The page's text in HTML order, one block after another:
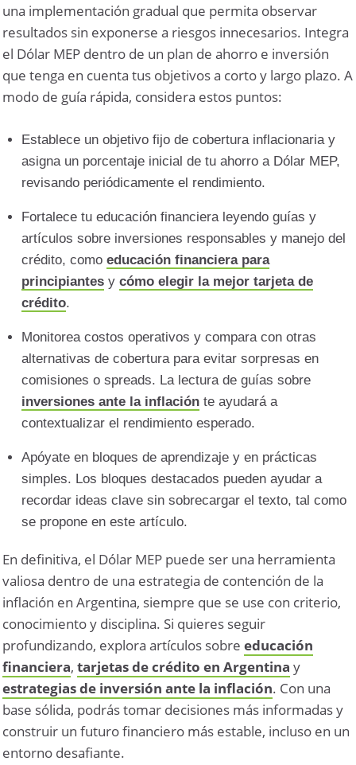
una implementación gradual que permita observar
resultados sin exponerse a riesgos innecesarios. Integra
el Dólar MEP dentro de un plan de ahorro e inversión
que tenga en cuenta tus objetivos a corto y largo plazo. A
modo de guía rápida, considera estos puntos:
Establece un objetivo fijo de cobertura inflacionaria y
asigna un porcentaje inicial de tu ahorro a Dólar MEP,
revisando periódicamente el rendimiento.
Fortalece tu educación financiera leyendo guías y
artículos sobre inversiones responsables y manejo del
crédito, comoeducación financiera para
principiantes ycómo elegir la mejor tarjeta de
crédito.
Monitorea costos operativos y compara con otras
alternativas de cobertura para evitar sorpresas en
comisiones o spreads. La lectura de guías sobre
inversiones ante la inflación te ayudará a
contextualizar el rendimiento esperado.
Apóyate en bloques de aprendizaje y en prácticas
simples. Los bloques destacados pueden ayudar a
recordar ideas clave sin sobrecargar el texto, tal como
se propone en este artículo.
En definitiva, el Dólar MEP puede ser una herramienta
valiosa dentro de una estrategia de contención de la
inflación en Argentina, siempre que se use con criterio,
conocimiento y disciplina. Si quieres seguir
profundizando, explora artículos sobreeducación
financiera,tarjetas de crédito en Argentina y
estrategias de inversión ante la inflación. Con una
base sólida, podrás tomar decisiones más informadas y
construir un futuro financiero más estable, incluso en un
entorno desafiante.